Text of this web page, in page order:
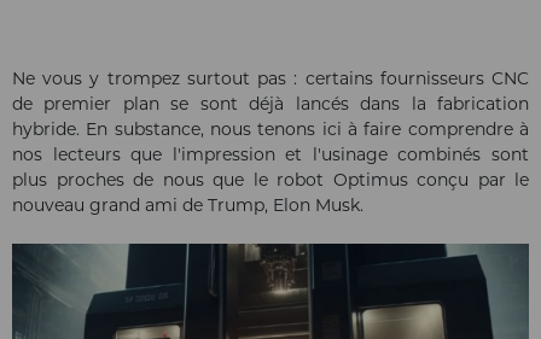
Ne vous y trompez surtout pas : certains fournisseurs CNC
de premier plan se sont déjà lancés dans la fabrication
hybride. En substance, nous tenons ici à faire comprendre à
nos lecteurs que l'impression et l'usinage combinés sont
plus proches de nous que le robot Optimus conçu par le
nouveau grand ami de Trump, Elon Musk.